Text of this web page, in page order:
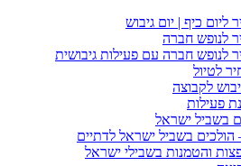
כיף | יום גיבוש
לנופש חברה
לנופש חברה עם פעילות גיבושית
לטיול
לקבוצה
פעילות
בשביל ישראל
בשביל ישראל לדתיים
והטמנות בשבילי ישראל